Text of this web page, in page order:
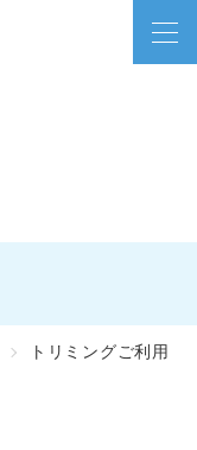
トリミングご利用